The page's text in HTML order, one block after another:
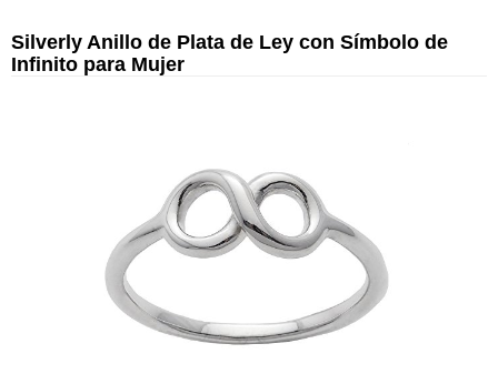
Silverly Anillo de Plata de Ley con Símbolo de
Infinito para Mujer